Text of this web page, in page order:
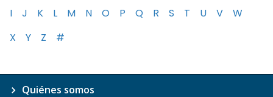
I
J K L M N O P Q R S T U V
W
X
Y Z #
Quiénes somos